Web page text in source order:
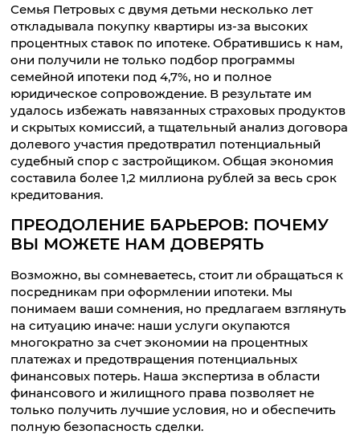
Семья Петровых с двумя детьми несколько лет
откладывала покупку квартиры из-за высоких
процентных ставок по ипотеке. Обратившись к нам,
они получили не только подбор программы
семейной ипотеки под 4,7%, но и полное
юридическое сопровождение. В результате им
удалось избежать навязанных страховых продуктов
и скрытых комиссий, а тщательный анализ договора
долевого участия предотвратил потенциальный
судебный спор с застройщиком. Общая экономия
составила более 1,2 миллиона рублей за весь срок
кредитования.
ПРЕОДОЛЕНИЕ БАРЬЕРОВ: ПОЧЕМУ
ВЫ МОЖЕТЕ НАМ ДОВЕРЯТЬ
Возможно, вы сомневаетесь, стоит ли обращаться к
посредникам при оформлении ипотеки. Мы
понимаем ваши сомнения, но предлагаем взглянуть
на ситуацию иначе: наши услуги окупаются
многократно за счет экономии на процентных
платежах и предотвращения потенциальных
финансовых потерь. Наша экспертиза в области
финансового и жилищного права позволяет не
только получить лучшие условия, но и обеспечить
полную безопасность сделки.